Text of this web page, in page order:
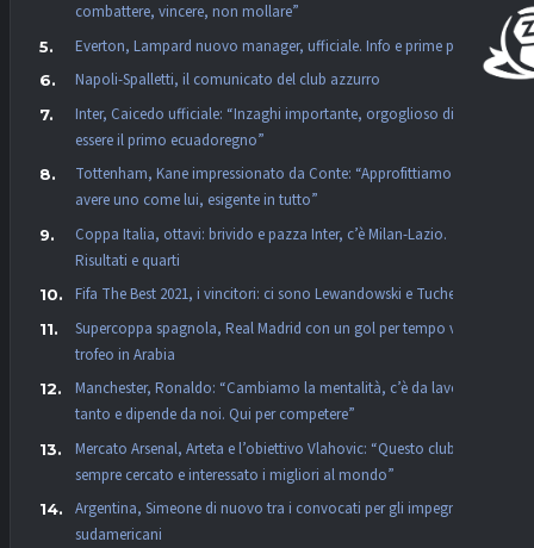
combattere, vincere, non mollare”
Everton, Lampard nuovo manager, ufficiale. Info e prime parole
Napoli-Spalletti, il comunicato del club azzurro
Inter, Caicedo ufficiale: “Inzaghi importante, orgoglioso di
essere il primo ecuadoregno”
Tottenham, Kane impressionato da Conte: “Approfittiamo di
avere uno come lui, esigente in tutto”
Coppa Italia, ottavi: brivido e pazza Inter, c’è Milan-Lazio.
Risultati e quarti
Fifa The Best 2021, i vincitori: ci sono Lewandowski e Tuchel
Supercoppa spagnola, Real Madrid con un gol per tempo vince il
trofeo in Arabia
Manchester, Ronaldo: “Cambiamo la mentalità, c’è da lavorare
tanto e dipende da noi. Qui per competere”
Mercato Arsenal, Arteta e l’obiettivo Vlahovic: “Questo club ha
sempre cercato e interessato i migliori al mondo”
Argentina, Simeone di nuovo tra i convocati per gli impegni
sudamericani